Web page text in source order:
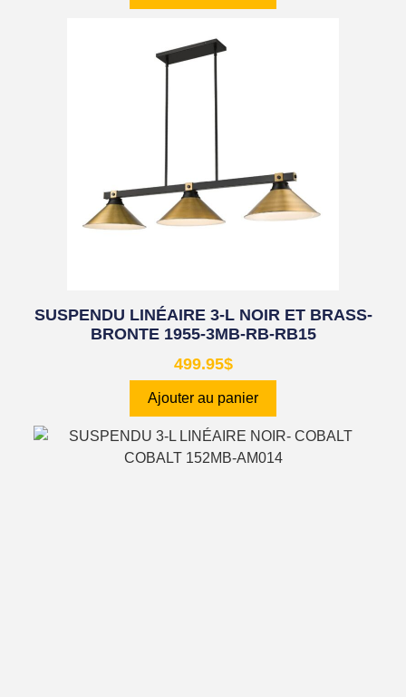
SUSPENDU LINÉAIRE 3-L NOIR ET BRASS-
BRONTE 1955-3MB-RB-RB15
499.95$
Ajouter au panier